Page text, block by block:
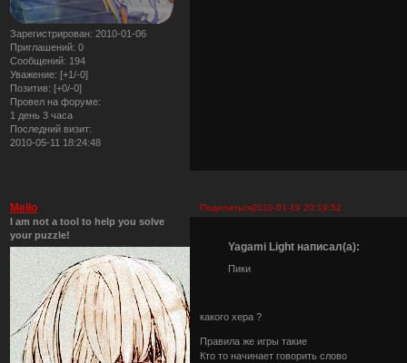
Зарегистрирован: 2010-01-06
Приглашений: 0
Сообщений: 194
Уважение: [+1/-0]
Позитив: [+0/-0]
Провел на форуме:
1 день 3 часа
Последний визит:
2010-05-11 18:24:48
Поделиться2010-01-19 20:19:52
Mello
I am not a tool to help you solve
your puzzle!
Yagami Light написал(а):
Пики
какого хера ?
Правила же игры такие
Кто то начинает говорить слово